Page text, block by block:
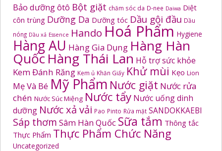
Bảo dưỡng ôtô Bột giặt chăm sóc da D-nee Daiwa Diệt
côn trùng Dưỡng Da Dưỡng tóc Dầu gội đầu Dầu
nóng Dầu xả Essence Hando Hoá Phẩm Hygiene
Hàng AU Hàng Gia Dụng Hàng Hàn
Quốc Hàng Thái Lan Hỗ trợ sức khỏe
Kem Đánh Răng Kem ủ Khăn Giấy Khử mùi Kẹo Lion
Mẹ Và Bé Mỹ Phẩm Nước giặt Nước rửa
chén Nước Súc Miệng Nước tẩy Nước uống dinh
dưỡng Nước xả vải Pao Pinto Rửa mặt SANDOKKAEBI
Sáp thơm Sâm Hàn Quốc Sữa tắm Thông tắc
Thực Phẩm Thực Phẩm Chức Năng
Uncategorized